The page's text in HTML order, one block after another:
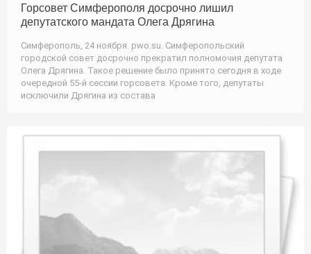
Горсовет Симферополя досрочно лишил
депутатского мандата Олега Дрягина
Симферополь, 24 ноября. pwo.su. Симферопольский
городской совет досрочно прекратил полномочия депутата
Олега Дрягина. Такое решение было принято сегодня в ходе
очередной 55-й сессии горсовета. Кроме того, депутаты
исключили Дрягина из состава